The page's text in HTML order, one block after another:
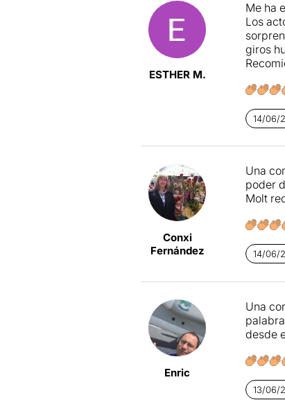
ESTHER M.
Me ha
Los
giros
14/06/
Conxi
Fernández
Una
poder
Molt
14/06/
Enric
Una
desde
13/06/